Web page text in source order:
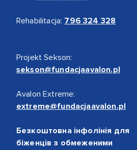
Rehabilitacja: 796 324 328
Projekt Sekson:
sekson@fundacjaavalon.pl
Avalon Extreme:
extreme@fundacjaavalon.pl
Безкоштовна інфолінія для
біженців з обмеженими